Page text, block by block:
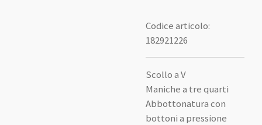
Codice articolo:
182921226
Scollo a V
Maniche a tre quarti
Abbottonatura con
bottoni a pressione